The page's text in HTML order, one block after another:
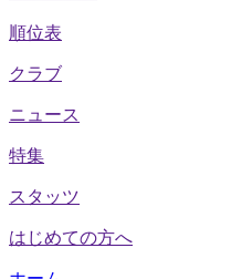
順位表
クラブ
ニュース
特集
スタッツ
はじめての方へ